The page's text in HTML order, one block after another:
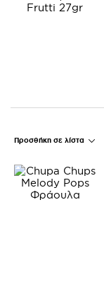
Προσθήκη σε λίστα